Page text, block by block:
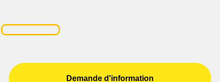
Demande d'information